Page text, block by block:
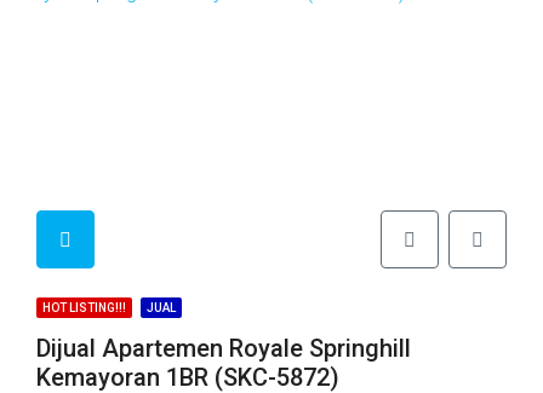
HOT LISTING!!! JUAL
Dijual Apartemen Royale Springhill
Kemayoran 1BR (SKC-5872)